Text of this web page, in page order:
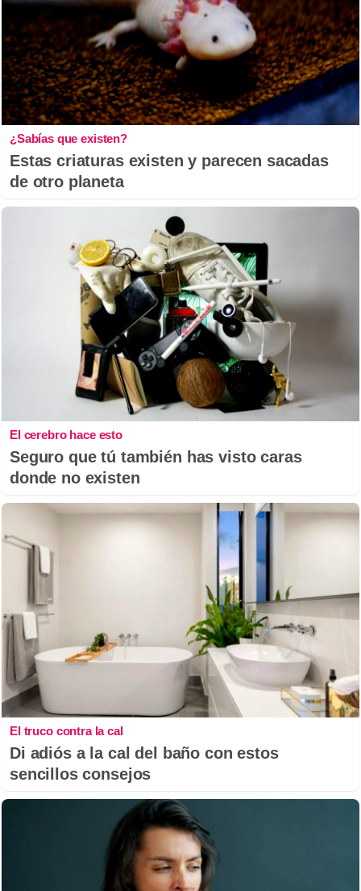
¿Sabías que existen?
Estas criaturas existen y parecen sacadas
de otro planeta
El cerebro hace esto
Seguro que tú también has visto caras
donde no existen
El truco contra la cal
Di adiós a la cal del baño con estos
sencillos consejos